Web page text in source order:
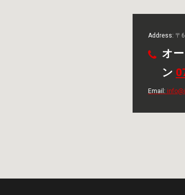
Address: 〒
オ
ン
Email: